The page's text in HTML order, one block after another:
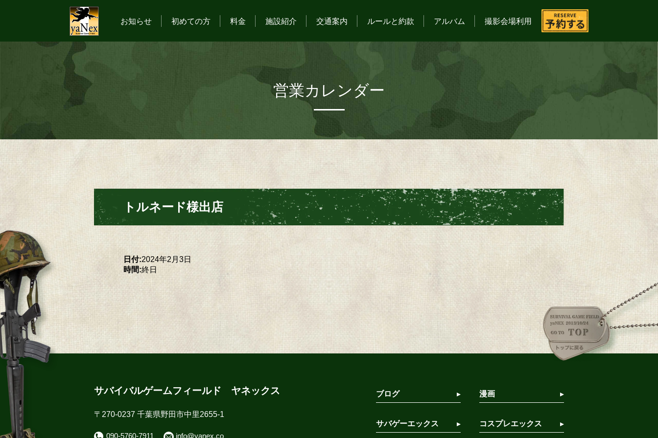
お知らせ 初めての方 料金 施設紹介 交通案内 ルールと約款 アルバム 撮影会場利用
営業カレンダー
トルネード様出店
日付:2024年2月3日
時間:終日
サバイバルゲームフィールド ヤネックス
〒270-0237 千葉県野田市中里2655-1
090-5760-7911 info@yanex.co
ブログ 漫画
サバゲーエックス コスプレエックス